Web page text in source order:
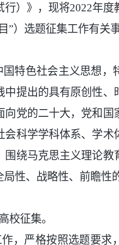
）》，现将2022年
）选题征集工作有关
色社会主义思想，
提出的具有原创性、
党的二十大，党和国
科学学科体系、学术
绕马克思主义理论教
性、战略性、前瞻性
征集。
严格按照选题要求